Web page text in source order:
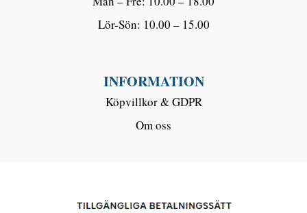
Lör-Sön: 10.00 – 15.00
INFORMATION
Köpvillkor & GDPR
Om oss